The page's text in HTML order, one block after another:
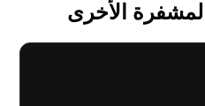
الأخرى